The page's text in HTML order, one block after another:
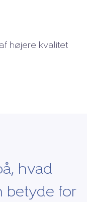
højere kvalitet
hvad
betyde for